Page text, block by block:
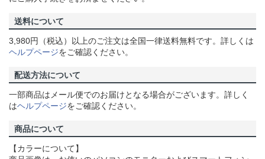
送料について
3,980円（税込）以上のご注文は全国一律送料無料です。詳しくは
ヘルプページをご確認ください。
配送方法について
一部商品はメール便でのお届けとなる場合がございます。詳しく
はヘルプページをご確認ください。
商品について
【カラーについて】